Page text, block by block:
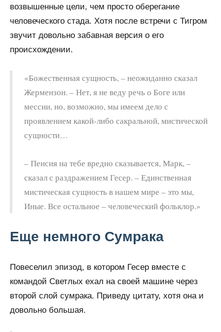
возвышенные цели, чем просто оберегание
человеческого стада. Хотя после встречи с Тигром
звучит довольно забавная версия о его
происхождении.
«Божественная сущность, – неожиданно сказал
Жермензон. – Нет, я не веду речь о Боге или
мессии, но, возможно, мы имеем дело с
проявлением какой-либо сакральной, мистической
сущности…
– Пенсия на тебе вредно сказывается, Марк, –
сказал с раздражением Гесер. – Единственная
мистическая сущность в нашем мире – это мы,
Иные. Все остальное – человеческий фольклор.»
Еще немного Сумрака
Повеселил эпизод, в котором Гесер вместе с
командой Светлых ехал на своей машине через
второй слой сумрака. Приведу цитату, хотя она и
довольно большая.